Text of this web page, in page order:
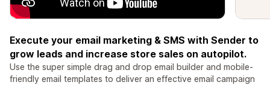
Execute your email marketing & SMS with Sender to
grow leads and increase store sales on autopilot.
Use the super simple drag and drop email builder and mobile-
friendly email templates to deliver an effective email campaign